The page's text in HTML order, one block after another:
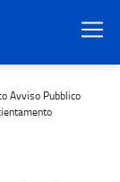
Pubblico
Avviso Pubblico